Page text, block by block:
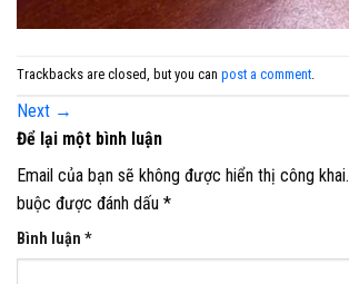
Trackbacks are closed, but you can post a comment.
Next →
Để lại một bình luận
Email của bạn sẽ không được hiển thị công khai.
buộc được đánh dấu *
Bình luận *